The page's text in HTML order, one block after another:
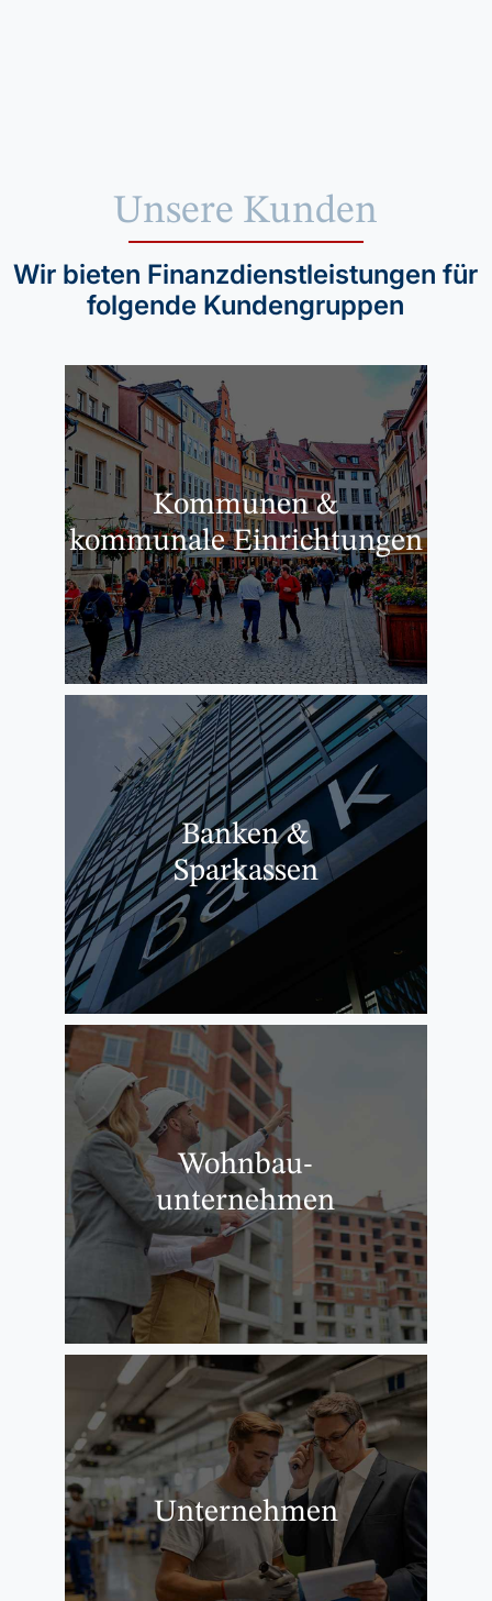
Unsere Kunden
Wir bieten Finanzdienstleistungen für
folgende Kundengruppen
Kommunen &
kommunale Einrichtungen
Banken &
Sparkassen
Wohnbau-
unternehmen
Unternehmen